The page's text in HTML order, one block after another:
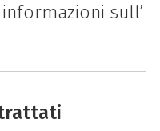
sull’